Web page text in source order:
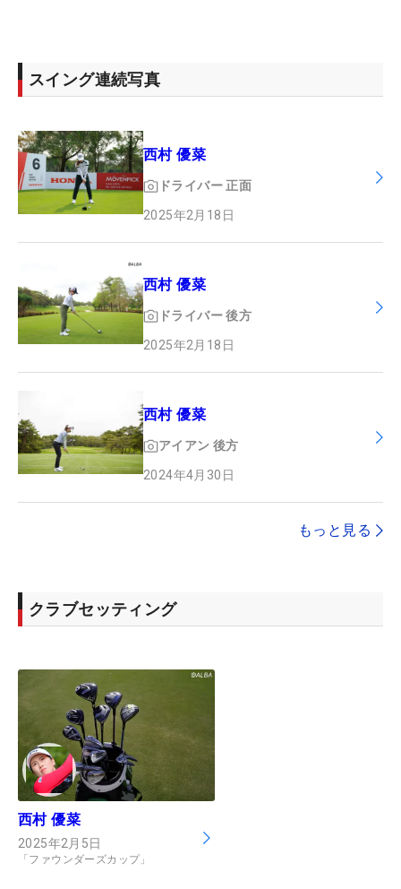
スイング連続写真
西村 優菜
ドライバー 正面
2025年2月18日
西村 優菜
ドライバー 後方
2025年2月18日
西村 優菜
アイアン 後方
2024年4月30日
もっと見る
クラブセッティング
西村 優菜
2025年2月5日
「ファウンダーズカップ」